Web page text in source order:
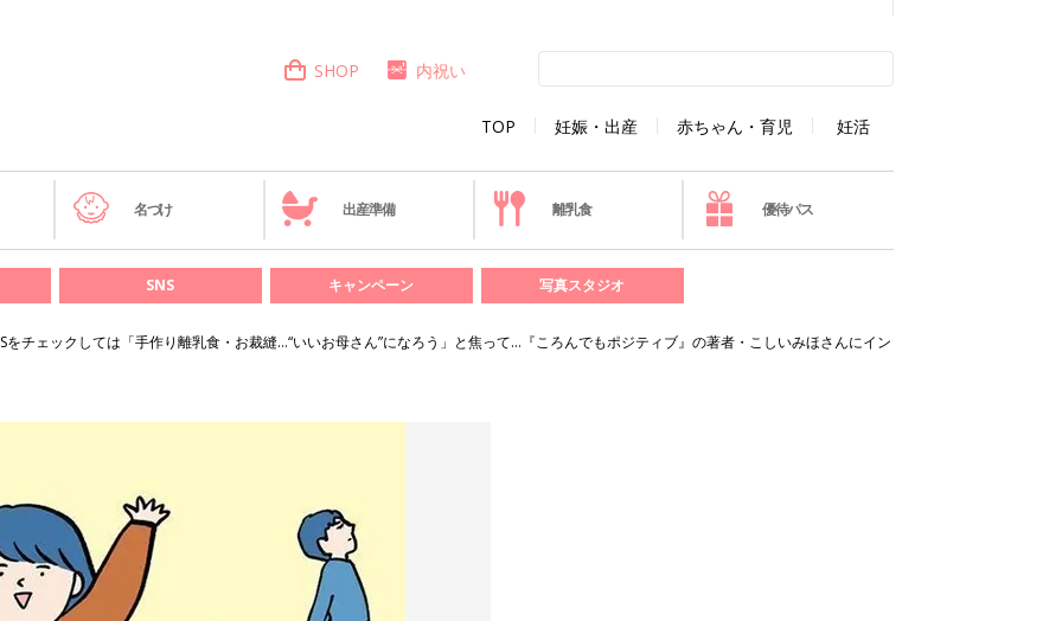
TOP 妊娠・出産 赤ちゃん・育児 妊活
SHOP 内祝い
名づけ 出産準備 離乳食 優待パス
SNS キャンペーン 写真スタジオ
をチェックしては「手作り離乳食・お裁縫…“いいお母さん”になろう」と焦って…『ころんでもポジティブ』の著者・こしいみほさんにイン